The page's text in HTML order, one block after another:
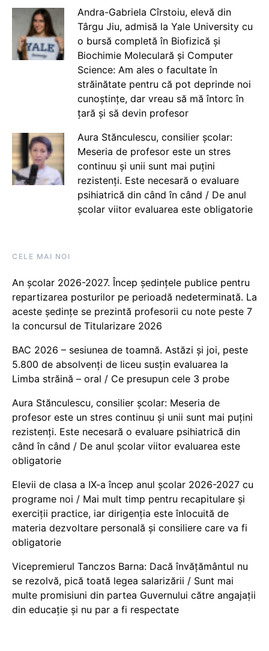
Andra-Gabriela Cîrstoiu, elevă din
Târgu Jiu, admisă la Yale University cu
o bursă completă în Biofizică și
Biochimie Moleculară și Computer
Science: Am ales o facultate în
străinătate pentru că pot deprinde noi
cunoștințe, dar vreau să mă întorc în
țară și să devin profesor
Aura Stănculescu, consilier școlar:
Meseria de profesor este un stres
continuu și unii sunt mai puțini
rezistenți. Este necesară o evaluare
psihiatrică din când în când / De anul
școlar viitor evaluarea este obligatorie
CELE MAI NOI
An școlar 2026-2027. Încep ședințele publice pentru
repartizarea posturilor pe perioadă nedeterminată. La
aceste ședințe se prezintă profesorii cu note peste 7
la concursul de Titularizare 2026
BAC 2026 – sesiunea de toamnă. Astăzi și joi, peste
5.800 de absolvenți de liceu susțin evaluarea la
Limba străină – oral / Ce presupun cele 3 probe
Aura Stănculescu, consilier școlar: Meseria de
profesor este un stres continuu și unii sunt mai puțini
rezistenți. Este necesară o evaluare psihiatrică din
când în când / De anul școlar viitor evaluarea este
obligatorie
Elevii de clasa a IX-a încep anul școlar 2026-2027 cu
programe noi / Mai mult timp pentru recapitulare și
exerciții practice, iar dirigenția este înlocuită de
materia dezvoltare personală și consiliere care va fi
obligatorie
Vicepremierul Tanczos Barna: Dacă învățământul nu
se rezolvă, pică toată legea salarizării / Sunt mai
multe promisiuni din partea Guvernului către angajații
din educație și nu par a fi respectate